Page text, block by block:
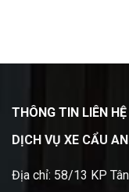
THÔNG TIN LIÊN HỆ
DỊCH VỤ XE CẨU
Địa chỉ: 58/13 KP